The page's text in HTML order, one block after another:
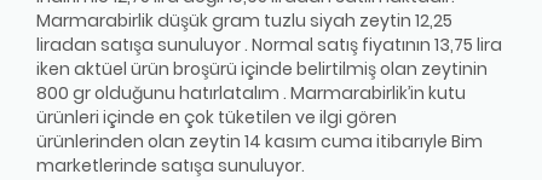
Marmarabirlik düşük gram tuzlu siyah zeytin 12,25
liradan satışa sunuluyor . Normal satış fiyatının 13,75 lira
iken aktüel ürün broşürü içinde belirtilmiş olan zeytinin
800 gr olduğunu hatırlatalım . Marmarabirlik’in kutu
ürünleri içinde en çok tüketilen ve ilgi gören
ürünlerinden olan zeytin 14 kasım cuma itibarıyle Bim
marketlerinde satışa sunuluyor.